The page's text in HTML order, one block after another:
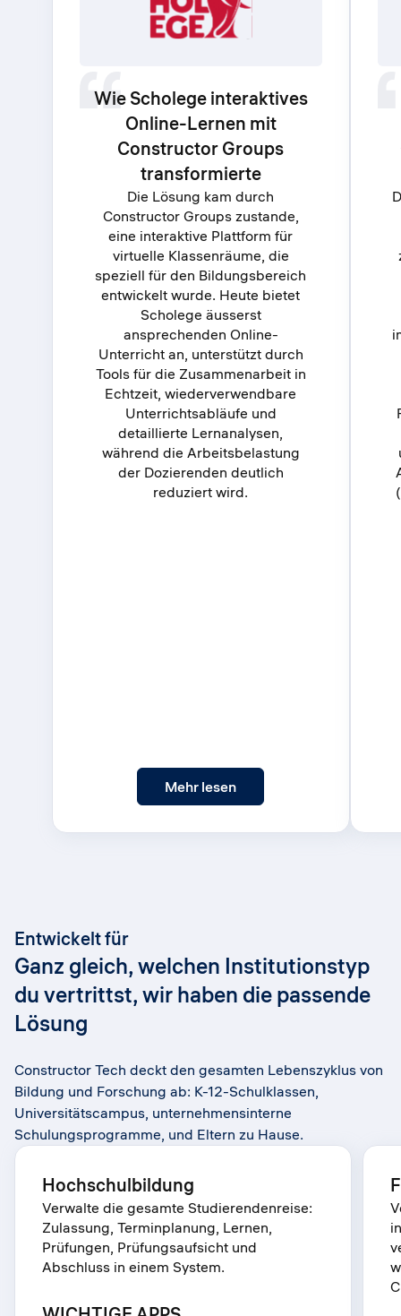
Wie Scholege interaktives
Online-Lernen mit
Constructor Groups
transformierte
Die Lösung kam durch
Constructor Groups zustande,
eine interaktive Plattform für
virtuelle Klassenräume, die
speziell für den Bildungsbereich
entwickelt wurde. Heute bietet
Scholege äusserst
ansprechenden Online-
Unterricht an, unterstützt durch
Tools für die Zusammenarbeit in
Echtzeit, wiederverwendbare
Unterrichtsabläufe und
detaillierte Lernanalysen,
während die Arbeitsbelastung
der Dozierenden deutlich
reduziert wird.
Mehr lesen: Wie Scholege
Entwickelt für
Ganz gleich, welchen Institutionstyp
du vertrittst, wir haben die passende
Lösung
Constructor Tech deckt den gesamten Lebenszyklus von
Bildung und Forschung ab: K-12-Schulklassen,
Universitätscampus, unternehmensinterne
Schulungsprogramme, und Eltern zu Hause.
Hochschulbildung
Verwalte die gesamte Studierendenreise:
Zulassung, Terminplanung, Lernen,
Prüfungen, Prüfungsaufsicht und
Abschluss in einem System.